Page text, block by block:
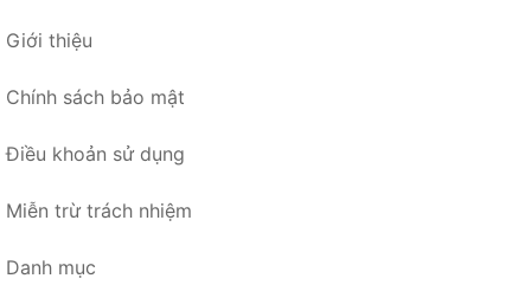
Giới thiệu
Chính sách bảo mật
Điều khoản sử dụng
Miễn trừ trách nhiệm
Danh mục